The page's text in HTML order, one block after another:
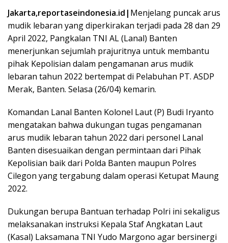
Jakarta,reportaseindonesia.id| Menjelang puncak arus
mudik lebaran yang diperkirakan terjadi pada 28 dan 29
April 2022, Pangkalan TNI AL (Lanal) Banten
menerjunkan sejumlah prajuritnya untuk membantu
pihak Kepolisian dalam pengamanan arus mudik
lebaran tahun 2022 bertempat di Pelabuhan PT. ASDP
Merak, Banten. Selasa (26/04) kemarin.
Komandan Lanal Banten Kolonel Laut (P) Budi Iryanto
mengatakan bahwa dukungan tugas pengamanan
arus mudik lebaran tahun 2022 dari personel Lanal
Banten disesuaikan dengan permintaan dari Pihak
Kepolisian baik dari Polda Banten maupun Polres
Cilegon yang tergabung dalam operasi Ketupat Maung
2022.
Dukungan berupa Bantuan terhadap Polri ini sekaligus
melaksanakan instruksi Kepala Staf Angkatan Laut
(Kasal) Laksamana TNI Yudo Margono agar bersinergi